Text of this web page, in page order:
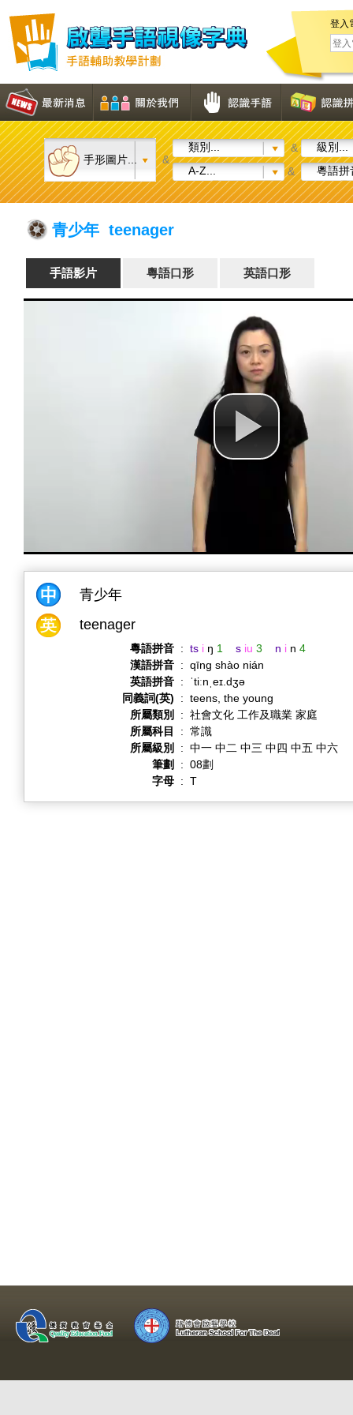
登入
手形圖片... &
類別... &
級別...
A-Z...
& 粵語拼
青少年 teenager
手語影片 粵語口形 英語口形
青少年
teenager
粵語拼音 : ts i ŋ 1 s iu 3 n i n 4
漢語拼音 : qīng shào nián
英語拼音 :
ˈtiːnˌeɪ.dʒə
同義詞(英)
: teens, the young
所屬類別
: 社會文化 工作及職業 家庭
所屬科目
: 常識
所屬級別
: 中一 中二 中三 中四 中五 中六
筆劃
: 08劃
字母 : T